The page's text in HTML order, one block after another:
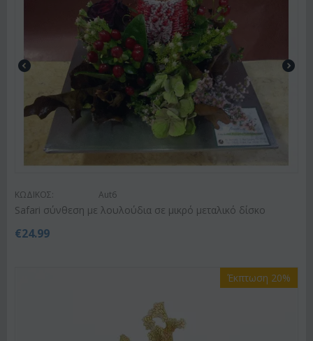
ΚΩΔΙΚΟΣ: Aut6
Safari σύνθεση με λουλούδια σε μικρό μεταλικό δίσκο
€24.99
Έκπτωση 20%